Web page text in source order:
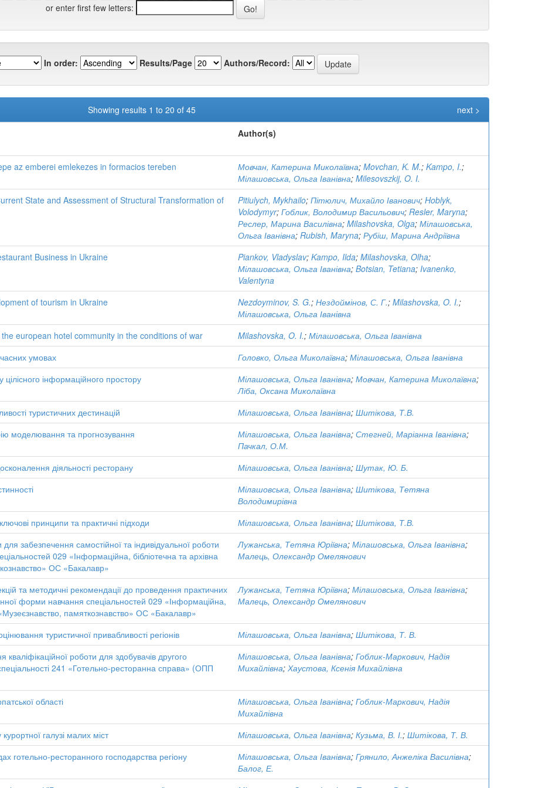
or enter first few letters:
In order: Results/Page Authors/Record:
Showing results 1 to 20 of 45
next >
Author(s)
az emberei emlekezes in formacios tereben Мовчан, Катерина Миколаївна; Movchan, K. M.; Kampo, I.;
Мілашовська, Ольга Іванівна; Milesovszkij, O. I.
State and Assessment of Structural Transformation of
Pitiulych, Mykhailo; Пітюлич, Михайло Іванович; Hoblyk,
Volodymyr; Гоблик, Володимир Васильович; Resler, Maryna;
Реслер, Марина Василівна; Milashovska, Olga; Мілашовська,
Ольга Іванівна; Rubish, Maryna; Рубіш, Марина Андріївна
Business in Ukraine Piankov, Vladyslav; Kampo, Ilda; Milashovska, Olha;
Мілашовська, Ольга Іванівна; Botsian, Tetiana; Ivanenko,
Valentyna
of tourism in Ukraine Nezdoyminov, S. G.; Нездоймінов, С. Г.; Milashovska, O. I.;
Мілашовська, Ольга Іванівна
european hotel community in the conditions of war Milashovska, O. I.; Мілашовська, Ольга Іванівна
умовах Головко, Ольга Миколаївна; Мілашовська, Ольга Іванівна
цілісного інформаційного простору Мілашовська, Ольга Іванівна; Мовчан, Катерина Миколаївна;
Ліба, Оксана Миколаївна
туристичних дестинацій Мілашовська, Ольга Іванівна; Шитікова, Т.В.
моделювання та прогнозування Мілашовська, Ольга Іванівна; Стегней, Маріанна Іванівна;
Пачкал, О.М.
діяльності ресторану Мілашовська, Ольга Іванівна; Шутак, Ю. Б.
Мілашовська, Ольга Іванівна; Шитікова, Тетяна
Володимирівна
принципи та практичні підходи Мілашовська, Ольга Іванівна; Шитікова, Т.В.
забезпечення самостійної та індивідуальної роботи
029 «Інформаційна, бібліотечна та архівна
ОС «Бакалавр»
Лужанська, Тетяна Юріївна; Мілашовська, Ольга Іванівна;
Малець, Олександр Омелянович
та методичні рекомендації до проведення практичних
форми навчання спеціальностей 029 «Інформаційна,
памяткознавство» ОС «Бакалавр»
Лужанська, Тетяна Юріївна; Мілашовська, Ольга Іванівна;
Малець, Олександр Омелянович
туристичної привабливості регіонів Мілашовська, Ольга Іванівна; Шитікова, Т. В.
роботи для здобувачів другого
241 «Готельно-ресторанна справа» (ОПП
Мілашовська, Ольга Іванівна; Гоблик-Маркович, Надія
Михайлівна; Хаустова, Ксенія Михайлівна
області Мілашовська, Ольга Іванівна; Гоблик-Маркович, Надія
Михайлівна
галузі малих міст Мілашовська, Ольга Іванівна; Кузьма, В. І.; Шитікова, Т. В.
готельно-ресторанного господарства регіону Мілашовська, Ольга Іванівна; Грянило, Анжеліка Василівна;
Балог, Е.